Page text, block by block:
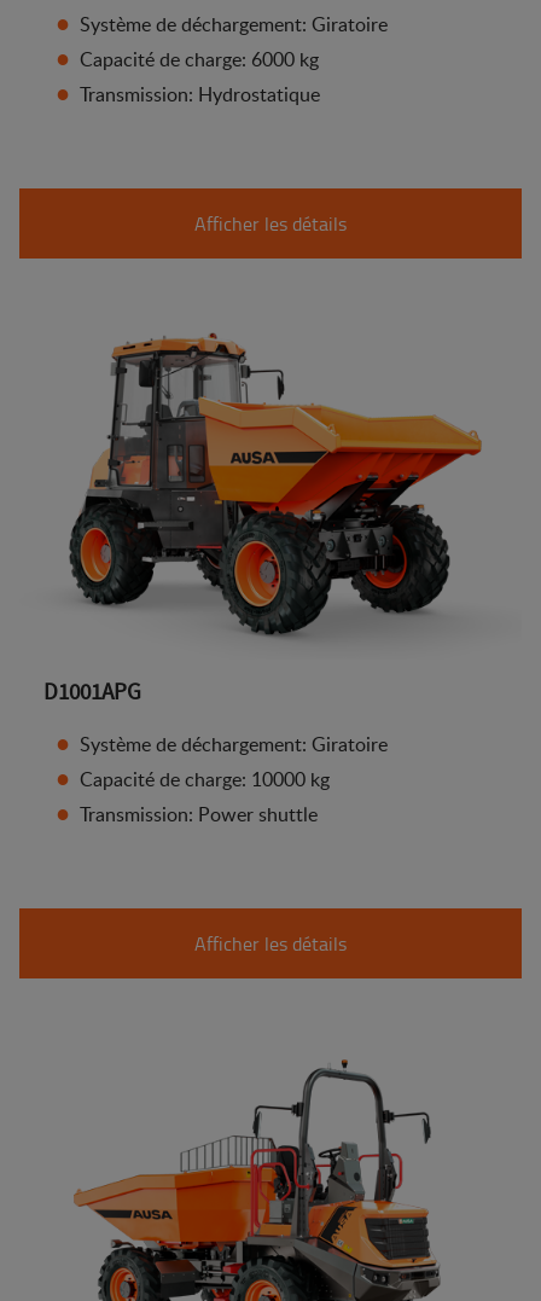
Système de déchargement: Giratoire
Capacité de charge: 6000 kg
Transmission: Hydrostatique
Afficher les détails
D1001APG
Système de déchargement: Giratoire
Capacité de charge: 10000 kg
Transmission: Power shuttle
Afficher les détails